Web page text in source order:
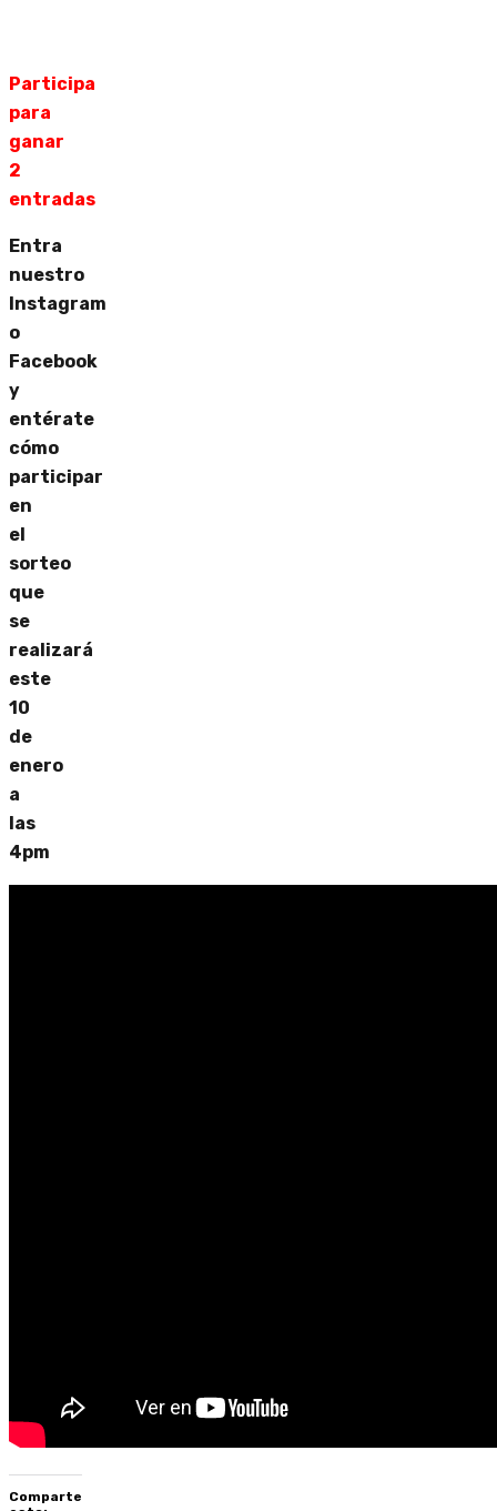
Participa
para
ganar
2
entradas
Entra
nuestro
Instagram
o
Facebook
y
entérate
cómo
participar
en
el
sorteo
que
se
realizará
este
10
de
enero
a
las
4pm
Comparte